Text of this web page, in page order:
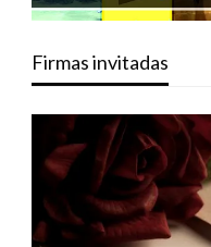
Firmas invitadas